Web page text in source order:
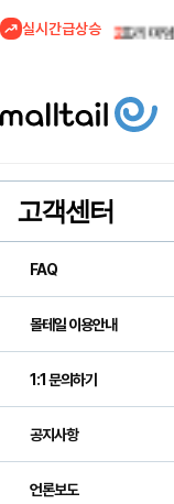
실시간급상승
2
5
고객센터
FAQ
몰테일 이용안내
1:1 문의하기
공지사항
언론보도